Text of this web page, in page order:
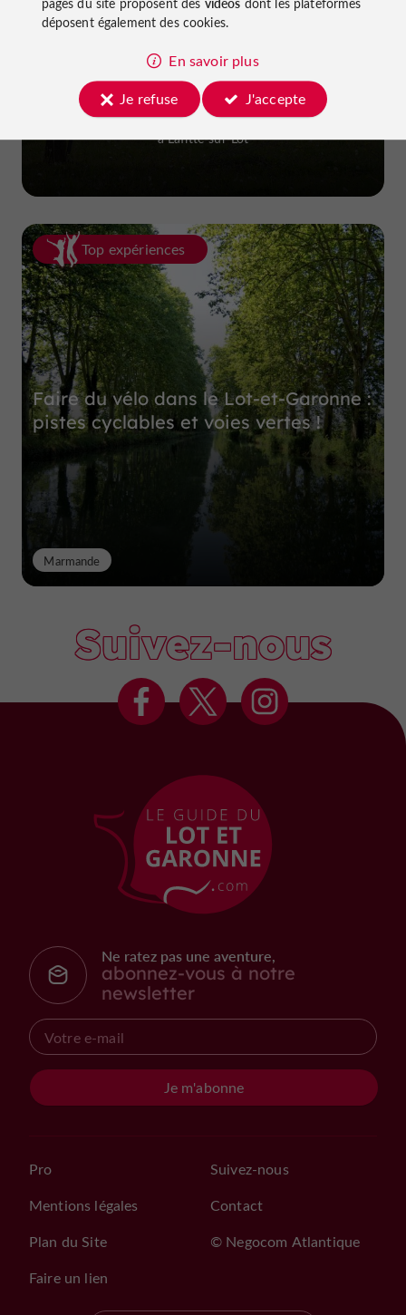
Ferme et Musée du Pruneau
à Lafitte-sur-Lot
Top expériences
Faire du vélo dans le Lot-et-Garonne :
pistes cyclables et voies vertes !
Marmande
Suivez-nous
Ne ratez pas une aventure,
abonnez-vous à notre
newsletter
Je m'abonne
Pro
Mentions légales
Plan du Site
Faire un lien
Suivez-nous
Contact
© Negocom Atlantique
déposent également des cookies.
En savoir plus
Je refuse
J'accepte